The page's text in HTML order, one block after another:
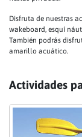
Disfruta de nuestras
wakeboard, esquí
También podrás
amarillo acuático.
Actividades